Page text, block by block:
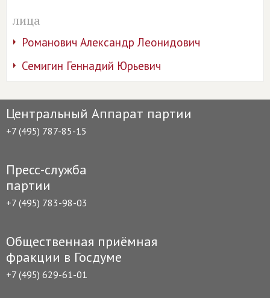
лица
Романович Александр Леонидович
Семигин Геннадий Юрьевич
Центральный Аппарат партии
+7 (495) 787-85-15
Пресс-служба
партии
+7 (495) 783-98-03
Общественная приёмная
фракции в Госдуме
+7 (495) 629-61-01